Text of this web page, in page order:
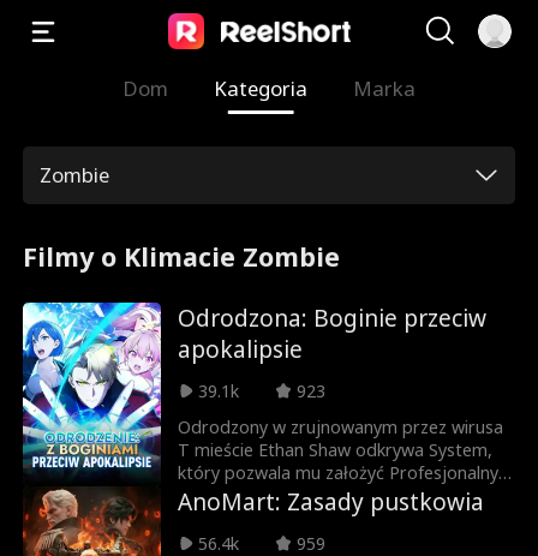
Dom Kategoria Marka
Zombie
Filmy o Klimacie Zombie
Odrodzona: Boginie przeciw
apokalipsie
39.1k
923
Odrodzony w zrujnowanym przez wirusa
T mieście Ethan Shaw odkrywa System,
który pozwala mu założyć Profesjonalny
Oddział Bogiń. Wspólnie plądrują sklepy,
gromadzą zapasy i walczą z wciąż
ewoluującymi nieumarłymi.
AnoMart: Zasady pustkowia
56.4k
959